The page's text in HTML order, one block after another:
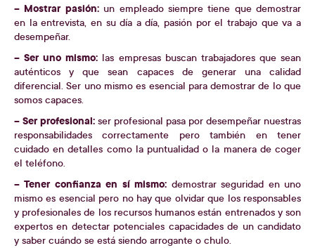
– Mostrar pasión:un empleado siempre tiene que demostrar
en la entrevista, en su día a día, pasión por el trabajo que va a
desempeñar.
– Ser uno mismo: las empresas buscan trabajadores que sean
auténticos y que sean capaces de generar una calidad
diferencial. Ser uno mismo es esencial para demostrar de lo que
somos capaces.
– Ser profesional: ser profesional pasa por desempeñar nuestras
responsabilidades correctamente pero también en tener
cuidado en detalles como la puntualidad o la manera de coger
el teléfono.
– Tener confianza en sí mismo: demostrar seguridad en uno
mismo es esencial pero no hay que olvidar que los responsables
y profesionales de los recursos humanos están entrenados y son
expertos en detectar potenciales capacidades de un candidato
y saber cuándo se está siendo arrogante o chulo.